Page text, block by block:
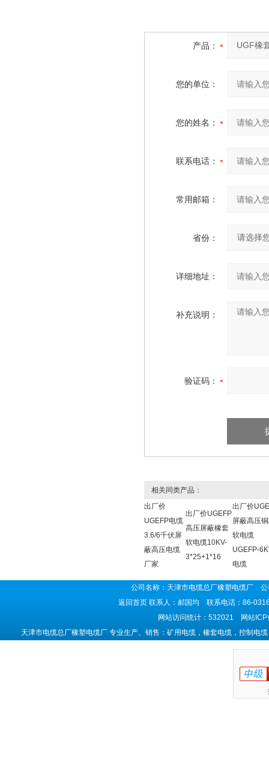
产品：
您的单位：
您的姓名：
联系电话：
常用邮箱：
省份：
详细地址：
补充说明：
验证码：
相关同类产品：
出厂价
UGEFP电缆
3.6/6千伏屏
蔽高压电缆
厂家
出厂价UGEFP
高压屏蔽橡套
软电缆10KV-
3*25+1*16
出厂价
屏蔽高压
软电缆
UGEFP-
电缆
公司名称：天津市电缆总厂橡塑电缆厂
返回首页联系人：郝国均 联系电话：86-
网站访问统计：532021 网站ICP
天津市电缆总厂橡塑电缆厂 专业生产、销售：矿用电缆，橡套电缆，控制电